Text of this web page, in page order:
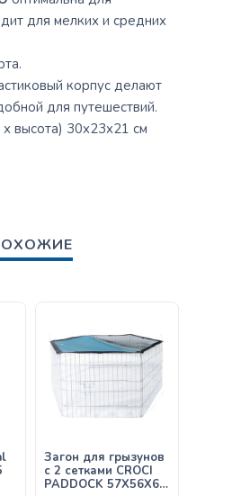
для мелких и средних
корпус делают
для путешествий.
высота) 30x23x21 см
Загон для грызунов
с 2 сетками CROCI
PADDOCK 57X56X6